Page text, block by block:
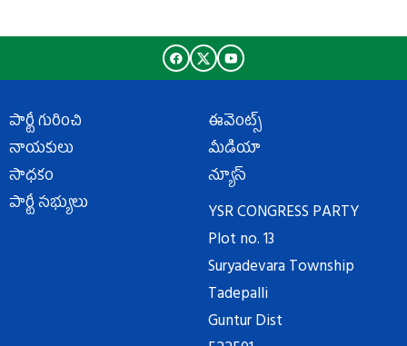
పార్టీ గురించి
నాయకులు
సాధకం
పార్టీ సభ్యులు
ఈవెంట్స్
మీడియా
న్యూస్
YSR CONGRESS PARTY
Plot no. 13
Suryadevara Township
Tadepalli
Guntur Dist